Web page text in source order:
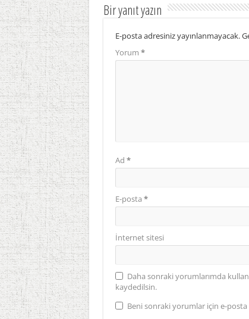
Bir yanıt yazın
E-posta adresiniz yayınlanmayacak.
Yorum *
Ad *
E-posta *
İnternet sitesi
Daha sonraki yorumlarımda
kaydedilsin.
Beni sonraki yorumlar için e-